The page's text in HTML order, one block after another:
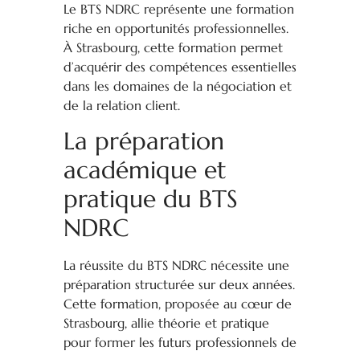
Le BTS NDRC représente une formation
riche en opportunités professionnelles.
À Strasbourg, cette formation permet
d’acquérir des compétences essentielles
dans les domaines de la négociation et
de la relation client.
La préparation
académique et
pratique du BTS
NDRC
La réussite du BTS NDRC nécessite une
préparation structurée sur deux années.
Cette formation, proposée au cœur de
Strasbourg, allie théorie et pratique
pour former les futurs professionnels de